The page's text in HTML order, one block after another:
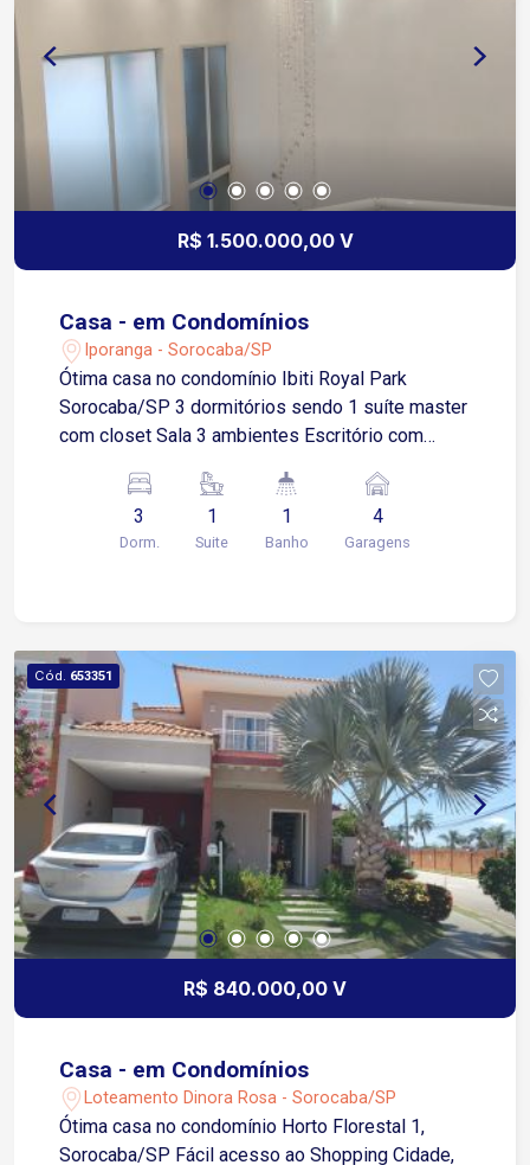
R$ 1.500.000,00 V
Casa - em Condomínios
Iporanga - Sorocaba/SP
Ótima casa no condomínio Ibiti Royal Park
Sorocaba/SP 3 dormitórios sendo 1 suíte master
com closet Sala 3 ambientes Escritório com
coifa Despensa Banheiro social e lavabo Área de
serviço com armários Banheiro externo Area
gourmet com churrasqueira Piscina Canil 04
campo de futebol, ciclovia, jardim, piscina, pista
de caminhada, playground, quadra poliesportiva
3
Dorm.
1
Suite
1
Banho
4
Garagens
Cód. 653351
R$ 840.000,00 V
Casa - em Condomínios
Loteamento Dinora Rosa - Sorocaba/SP
Ótima casa no condomínio Horto Florestal 1,
Sorocaba/SP Fácil acesso ao Shopping Cidade,